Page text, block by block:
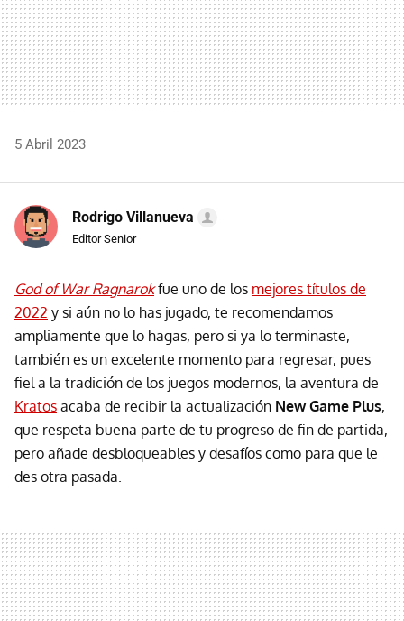
5 Abril 2023
Rodrigo Villanueva
Editor Senior
God of War Ragnarokfue uno de los mejores títulos de
2022 y si aún no lo has jugado, te recomendamos
ampliamente que lo hagas, pero si ya lo terminaste,
también es un excelente momento para regresar, pues
fiel a la tradición de los juegos modernos, la aventura de
Kratos acaba de recibir la actualización New Game Plus,
que respeta buena parte de tu progreso de fin de partida,
pero añade desbloqueables y desafíos como para que le
des otra pasada.